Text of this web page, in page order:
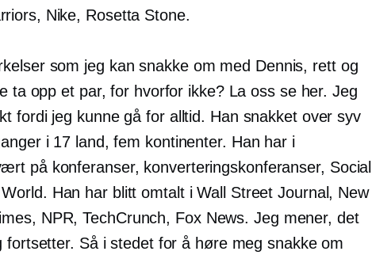
Nike, Rosetta Stone.
som jeg kan snakke om med Dennis, rett og
ta opp et par, for hvorfor ikke? La oss se her. Jeg
fordi jeg kunne gå for alltid. Han snakket over syv
i 17 land, fem kontinenter. Han har i
på konferanser, konverteringskonferanser, Social
Han har blitt omtalt i Wall Street Journal, New
NPR, TechCrunch, Fox News. Jeg mener, det
fortsetter. Så i stedet for å høre meg snakke om